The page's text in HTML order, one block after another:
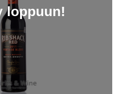
loppuun!